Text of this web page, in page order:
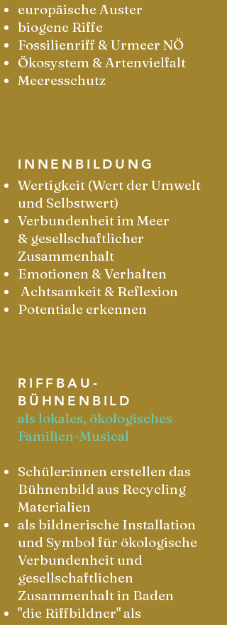
europäische Auster
biogene Riffe
Fossilienriff &Urmeer NÖ
Ökosystem & Artenvielfalt
Meeresschutz
INNENBILDUNG
Wertigkeit (Wert der Umwelt
und Selbstwert)
Verbundenheit im Meer
& gesellschaftlicher
Zusammenhalt
Emotionen & Verhalten
Achtsamkeit & Reflexion
Potentiale erkennen
RIFFBAU-
BÜHNENBILD
als lokales, ökologisches
Familien-Musical
Schüler:innen erstellen das
Bühnenbild aus Recycling
Materialien
als bildnerische Installation
und Symbol für ökologische
Verbundenheit und
gesellschaftlichen
Zusammenhalt in Baden
"die Riffbildner" als